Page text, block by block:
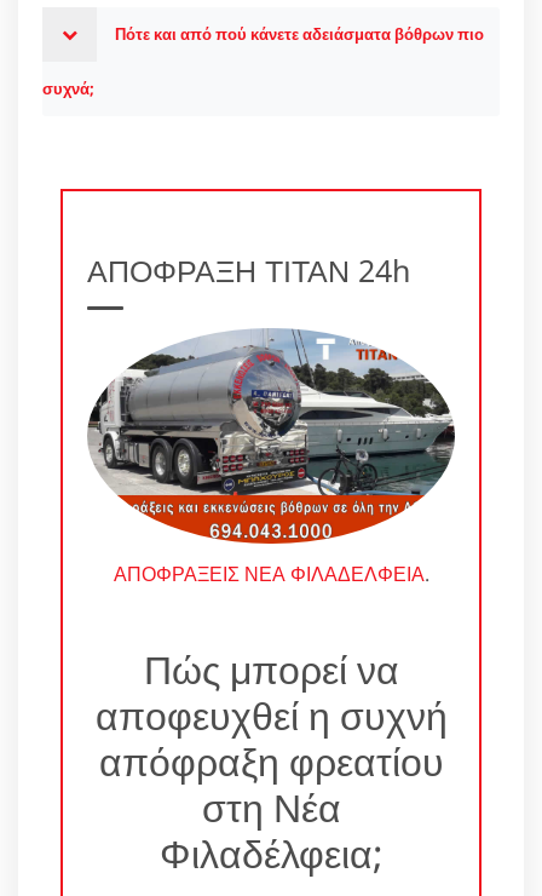
Πότε και από πού κάνετε αδειάσματα βόθρων πιο
συχνά;
ΑΠΟΦΡΑΞΗ ΤΙΤΑΝ 24h
ΑΠΟΦΡΑΞΕΙΣ ΝΕΑ ΦΙΛΑΔΕΛΦΕΙΑ.
Πώς μπορεί να
αποφευχθεί η συχνή
απόφραξη φρεατίου
στη Νέα
Φιλαδέλφεια;